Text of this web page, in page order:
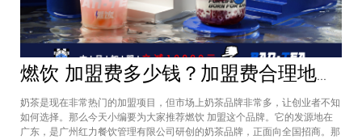
燃饮 加盟费多少钱？加盟费合理地级城市总投资仅需30万元
奶茶是现在非常热门的加盟项目，但市场上奶茶品牌非常多，让创业者不知
如何选择。那么今天小编要为大家推荐燃饮 加盟这个品牌。它的发源地在
广东，是广州红力餐饮管理有限公司研创的奶茶品牌，正面向全国招商。那